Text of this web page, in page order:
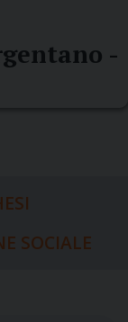
-
SOCIALE